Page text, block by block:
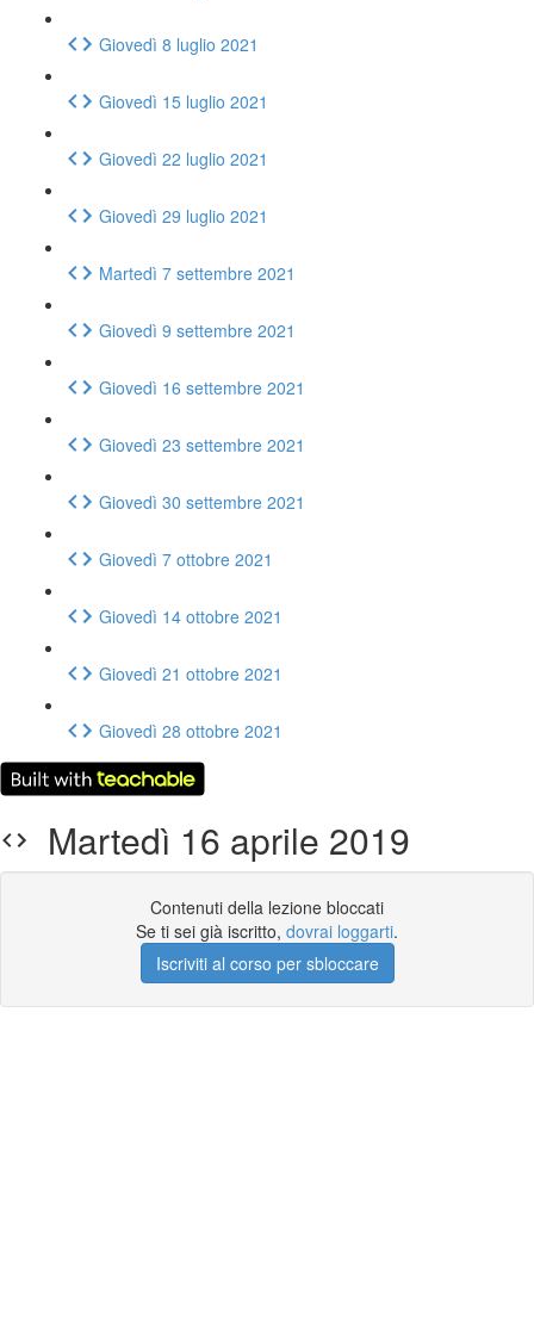
Giovedì 8 luglio 2021
Giovedì 15 luglio 2021
Giovedì 22 luglio 2021
Giovedì 29 luglio 2021
Martedì 7 settembre 2021
Giovedì 9 settembre 2021
Giovedì 16 settembre 2021
Giovedì 23 settembre 2021
Giovedì 30 settembre 2021
Giovedì 7 ottobre 2021
Giovedì 14 ottobre 2021
Giovedì 21 ottobre 2021
Giovedì 28 ottobre 2021
Martedì 16 aprile 2019
Contenuti della lezione bloccati
Se ti sei già iscritto, dovrai loggarti.
Iscriviti al corso per sbloccare